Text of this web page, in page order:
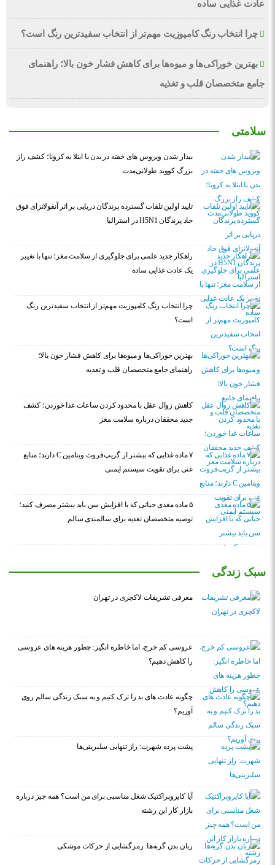
عادت غذایی ساده
چرا انتخاب رنگ کامپوزیت مهم‌تر از انتخاب سفیدترین رنگ است؟
بهترین خوراکی‌ها و میوه‌ها برای کاهش فشار خون بالا؛ راهنمای
جامع متخصصان قلب و تغذیه
سلامتی
بیدار شدن ویروس‌ های خفته در بدن با ابتلا به کرونا؛ کشف راز
بزرگ کووید طولانی‌مدت
تایید اولین تلفات گسترده پرندگان دریایی بر اثر آنفولانزای فوق
حاد پرندگان H5N1 در استرالیا
راهکار جدید علمی برای جلوگیری از سلامت مغز؛ تنها با تغییر
یک عادت غذایی ساده
چرا انتخاب رنگ کامپوزیت مهم‌تر از انتخاب سفیدترین رنگ
است؟
بهترین خوراکی‌ها و میوه‌ها برای کاهش فشار خون بالا؛
راهنمای جامع متخصصان قلب و تغذیه
کاهش زوال عقل با محدود کردن ساعات غذا خوردن؛ کشف
جدید محققان درباره سلامت مغز
۷ ماده غذایی که بیشتر از گریپ‌فروت ویتامین C دارند؛ منابع
غنی برای تقویت سیستم ایمنی
۵ ماده مغذی حیاتی که با افزایش سن باید بیشتر مصرف کنید؛
توصیه متخصصان تغذیه برای سالمندی سالم
سبک زندگی
معرفی تشریفات لاکچری در تهران
عروسی کم خرج، اما خاطره انگیز: چطور هزینه های عروسی
را کاهش دهیم؟
چگونه عادت‌ های بد را ترک کنیم و به سبک زندگی سالم روی
آوریم؟
پشت پرده شهرت: راز تنهایی سلبریتی‌ها
آیا کایروپراکتیک شغل مناسبی برای من است؟ همه چیز درباره
بازار کار این رشته
زبان بدن گربه‌ها: رمزگشایی از حرکات موشکی